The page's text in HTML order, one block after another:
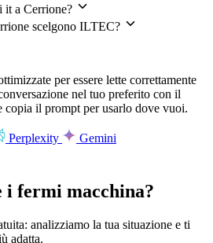
it a Cerrione?
scelgono ILTEC?
per essere lette correttamente
nel tuo preferito con il
copia il prompt per usarlo dove vuoi.
Perplexity Gemini
fermi macchina?
analizziamo la tua situazione e ti
adatta.